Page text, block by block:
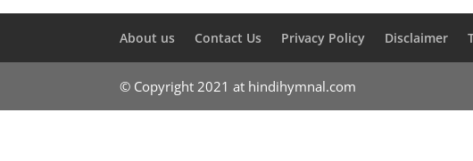
About us Contact Us Privacy Policy Disclaimer
© Copyright 2021 at hindihymnal.com